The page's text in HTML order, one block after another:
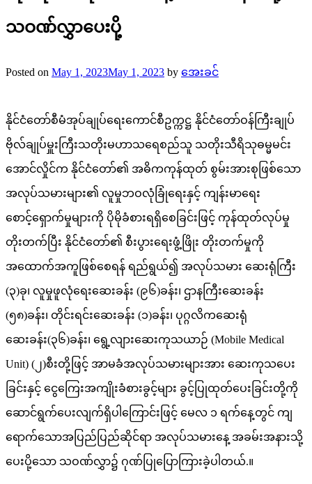
သဝဏ်လွှာပေးပို့
Posted on May 1, 2023May 1, 2023 by အေးခင်
နိုင်ငံတော်စီမံအုပ်ချုပ်ရေးကောင်စီဥက္ကဋ္ဌ နိုင်ငံတော်ဝန်ကြီးချုပ်
ဗိုလ်ချုပ်မှူးကြီးသတိုးမဟာသရေစည်သူ သတိုးသီရိသုဓမ္မမင်း
အောင်လှိုင်က နိုင်ငံတော်၏ အဓိကကုန်ထုတ် စွမ်းအားစုဖြစ်သော
အလုပ်သမားများ၏ လူမှုဘဝလုံခြုံရေးနှင့် ကျန်းမာရေး
စောင့်ရှောက်မှုများကို ပိုမိုခံစားရရှိစေခြင်းဖြင့် ကုန်ထုတ်လုပ်မှု
တိုးတက်ပြီး နိုင်ငံတော်၏ စီးပွားရေးဖွံ့ဖြိုး တိုးတက်မှုကို
အထောက်အကူဖြစ်စေရန် ရည်ရွယ်၍ အလုပ်သမား ဆေးရုံကြီး
(၃)ခု၊ လူမှုဖူလုံရေးဆေးခန်း (၉၆)ခန်း၊ ဌာနကြီးဆေးခန်း
(၅၈)ခန်း၊ တိုင်းရင်းဆေးခန်း (၁)ခန်း၊ ပုဂ္ဂလိကဆေးရုံ
ဆေးခန်း(၃၆)ခန်း၊ ရွေ့လျားဆေးကုသယာဉ် (Mobile Medical
Unit) (၂)စီးတို့ဖြင့် အာမခံအလုပ်သမားများအား ဆေးကုသပေး
ခြင်းနှင့် ငွေကြေးအကျိုးခံစားခွင့်များ ခွင့်ပြုထုတ်ပေးခြင်းတို့ကို
ဆောင်ရွက်ပေးလျက်ရှိပါကြောင်းဖြင့် မေလ ၁ ရက်နေ့တွင် ကျ
ရောက်သောအပြည်ပြည်ဆိုင်ရာ အလုပ်သမားနေ့ အခမ်းအနားသို့
ပေးပို့သော သဝဏ်လွှာ၌ ဂုဏ်ပြုပြောကြားခဲ့ပါတယ်.။